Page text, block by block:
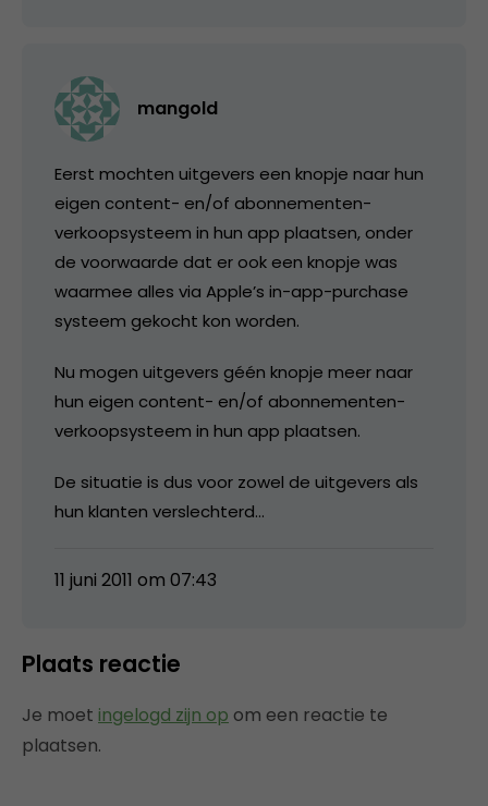
mangold
Eerst mochten uitgevers een knopje naar hun
eigen content- en/of abonnementen-
verkoopsysteem in hun app plaatsen, onder
de voorwaarde dat er ook een knopje was
waarmee alles via Apple’s in-app-purchase
systeem gekocht kon worden.
Nu mogen uitgevers géén knopje meer naar
hun eigen content- en/of abonnementen-
verkoopsysteem in hun app plaatsen.
De situatie is dus voor zowel de uitgevers als
hun klanten verslechterd…
11 juni 2011 om 07:43
Plaats reactie
Je moet ingelogd zijn op om een reactie te
plaatsen.